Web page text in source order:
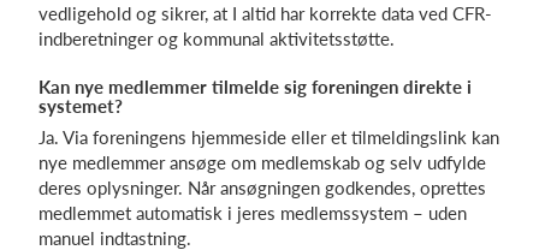
vedligehold og sikrer, at I altid har korrekte data ved CFR-
indberetninger og kommunal aktivitetsstøtte.
Kan nye medlemmer tilmelde sig foreningen direkte i
systemet?
Ja. Via foreningens hjemmeside eller et tilmeldingslink kan
nye medlemmer ansøge om medlemskab og selv udfylde
deres oplysninger. Når ansøgningen godkendes, oprettes
medlemmet automatisk i jeres medlemssystem – uden
manuel indtastning.